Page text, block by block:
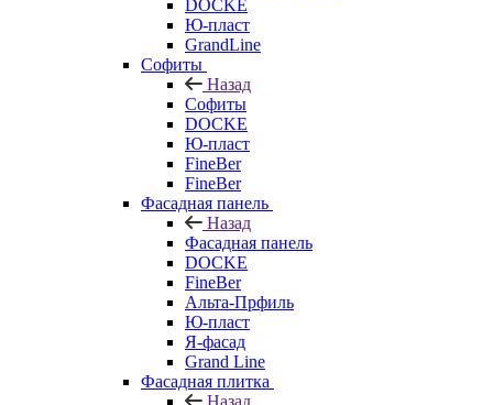
DOCKE
Ю-пласт
GrandLine
Софиты
Назад
Софиты
DOCKE
Ю-пласт
FineBer
FineBer
Фасадная панель
Назад
Фасадная панель
DOCKE
FineBer
Альта-Прфиль
Ю-пласт
Я-фасад
Grand Line
Фасадная плитка
Назад